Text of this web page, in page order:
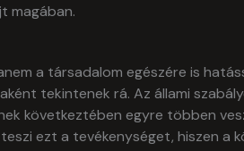
magában.
a társadalom egészére is
tekintenek rá. Az állami
következtében egyre többen
ezt a tevékenységet, hiszen a